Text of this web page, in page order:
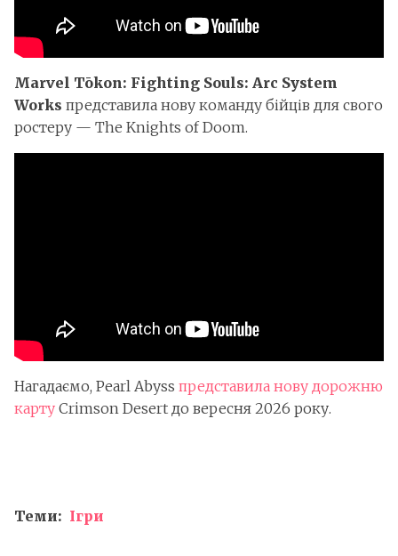
Marvel Tōkon: Fighting Souls: Arc System
Works представила нову команду бійців для свого
ростеру — The Knights of Doom.
Нагадаємо, Pearl Abyss представила нову дорожню
карту Crimson Desert до вересня 2026 року.
Теми: Ігри